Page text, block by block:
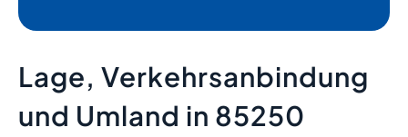
Lage, Verkehrsanbindung
und Umland in 85250